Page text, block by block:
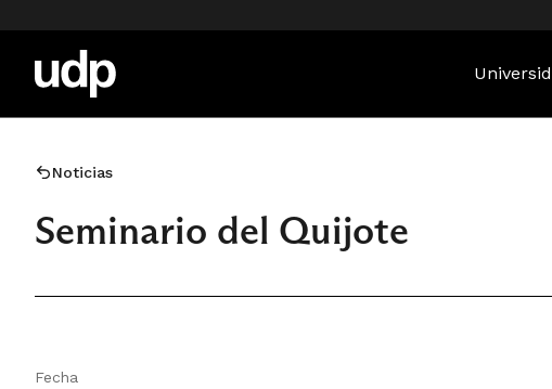
Noticias
Seminario del Quijote
Fecha